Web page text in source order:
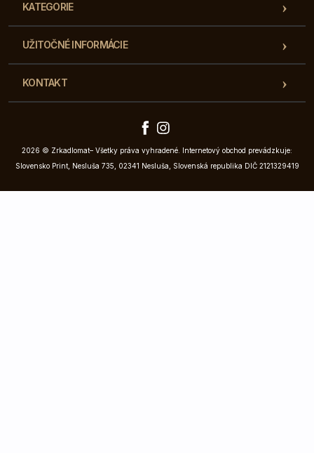
KATEGORIE
UŽITOČNÉ INFORMÁCIE
KONTAKT
2026 © Zrkadlomat– Všetky práva vyhradené. Internetový obchod prevádzkuje:
Slovensko Print, Nesluša 735, 02341 Nesluša, Slovenská republika DIČ 2121329419